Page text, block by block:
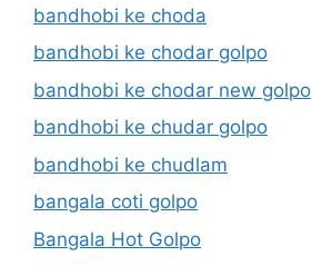
bandhobi ke choda
bandhobi ke chodar golpo
bandhobi ke chodar new golpo
bandhobi ke chudar golpo
bandhobi ke chudlam
bangala coti golpo
Bangala Hot Golpo